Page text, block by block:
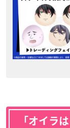
「オイラ